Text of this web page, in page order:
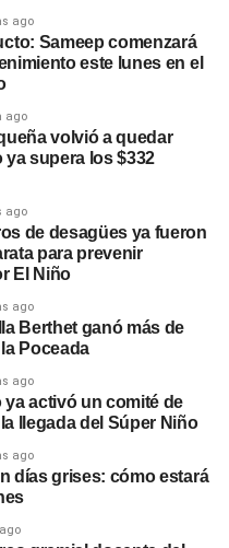
ago
Sameep comenzará
este lunes en el
ago
volvió a quedar
ya supera los $332
ago
de desagües ya fueron
para prevenir
El Niño
ago
Berthet ganó más de
Poceada
ago
ya activó un comité de
llegada del Súper Niño
ago
días grises: cómo estará